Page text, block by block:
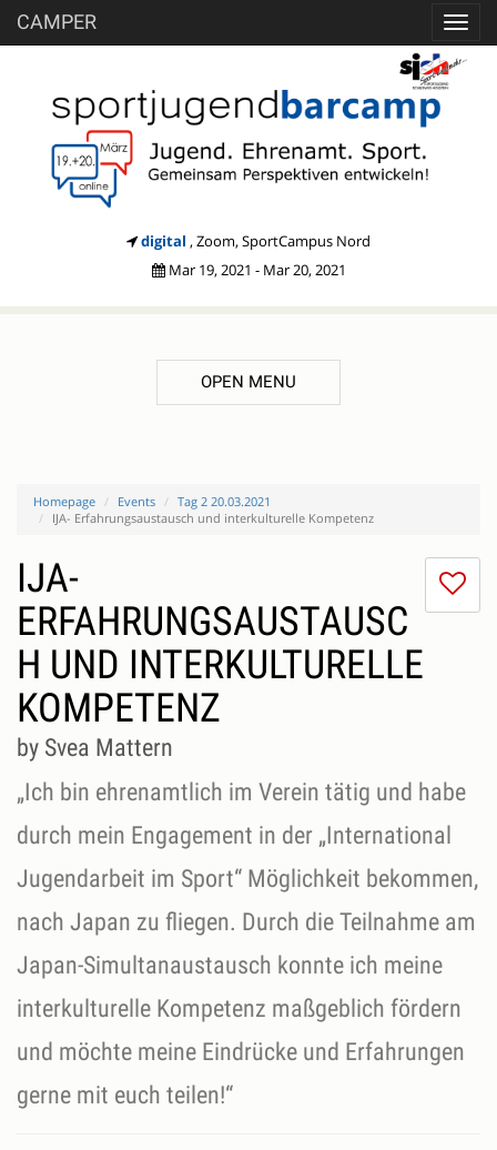
CAMPER
digital , Zoom, SportCampus Nord
Mar 19, 2021 - Mar 20, 2021
OPEN MENU
Homepage Events
Tag 2 20.03.2021
IJA- Erfahrungsaustausch und interkulturelle Kompetenz
I
IJA-
ERFAHRUNGSAUSTAUSC
H UND INTERKULTURELLE
KOMPETENZ
by Svea Mattern
„Ich bin ehrenamtlich im Verein tätig und habe
durch mein Engagement in der „International
Jugendarbeit im Sport“ Möglichkeit bekommen,
nach Japan zu fliegen. Durch die Teilnahme am
Japan-Simultanaustausch konnte ich meine
interkulturelle Kompetenz maßgeblich fördern
und möchte meine Eindrücke und Erfahrungen
gerne mit euch teilen!“